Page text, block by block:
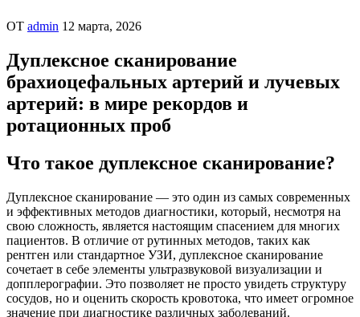
ОТ admin 12 марта, 2026
Дуплексное сканирование
брахиоцефальных артерий и лучевых
артерий: в мире рекордов и
ротационных проб
Что такое дуплексное сканирование?
Дуплексное сканирование — это один из самых современных
и эффективных методов диагностики, который, несмотря на
свою сложность, является настоящим спасением для многих
пациентов. В отличие от рутинных методов, таких как
рентген или стандартное УЗИ, дуплексное сканирование
сочетает в себе элементы ультразвуковой визуализации и
допплерографии. Это позволяет не просто увидеть структуру
сосудов, но и оценить скорость кровотока, что имеет огромное
значение при диагностике различных заболеваний.